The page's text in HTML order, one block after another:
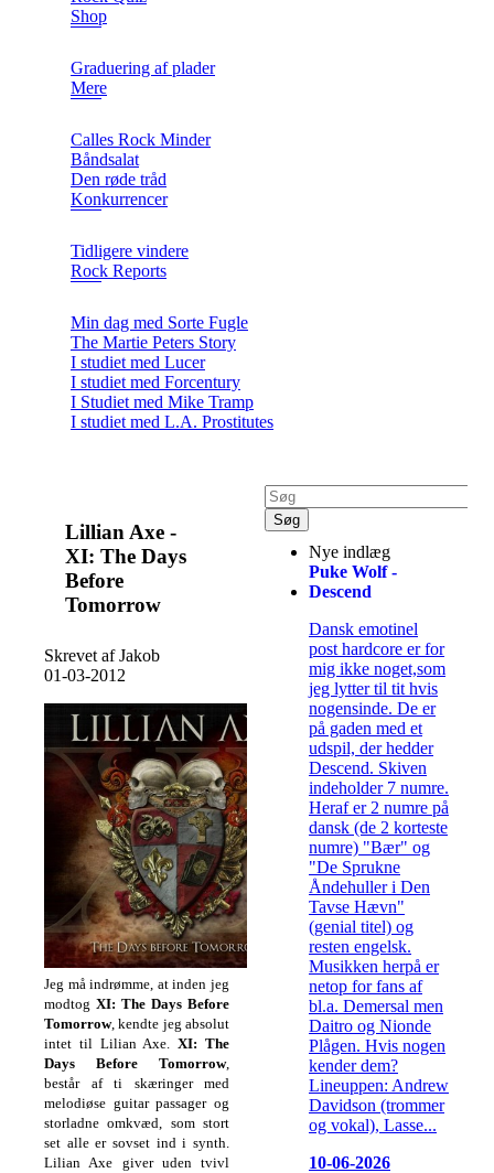
Shop
Graduering af plader
Mere
Calles Rock Minder
Båndsalat
Den røde tråd
Konkurrencer
Tidligere vindere
Rock Reports
Min dag med Sorte Fugle
The Martie Peters Story
I studiet med Lucer
I studiet med Forcentury
I Studiet med Mike Tramp
I studiet med L.A. Prostitutes
Lillian Axe -
XI: The Days
Before
Tomorrow
Skrevet af Jakob
01-03-2012
Jeg må indrømme, at inden jeg
modtog XI: The Days Before
Tomorrow, kendte jeg absolut
intet til Lilian Axe.XI: The
Days Before Tomorrow,
består af ti skæringer med
melodiøse guitar passager og
storladne omkvæd, som stort
set alle er sovset ind i synth.
Lilian Axe giver uden tvivl
Nye indlæg
Puke Wolf -
Descend
Dansk emotinel
post hardcore er for
mig ikke noget,som
jeg lytter til tit hvis
nogensinde. De er
på gaden med et
udspil, der hedder
Descend. Skiven
indeholder 7 numre.
Heraf er 2 numre på
dansk (de 2 korteste
numre) "Bær" og
"De Sprukne
Åndehuller i Den
Tavse Hævn"
(genial titel) og
resten engelsk.
Musikken herpå er
netop for fans af
bl.a. Demersal men
Daitro og Nionde
Plågen. Hvis nogen
kender dem?
Lineuppen: Andrew
Davidson (trommer
og vokal), Lasse...
10-06-2026